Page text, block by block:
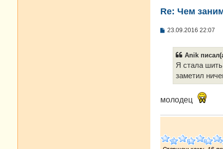
Re: Чем
С
23.09.2016 22:07
Anik
Я стала
заметил
молодец